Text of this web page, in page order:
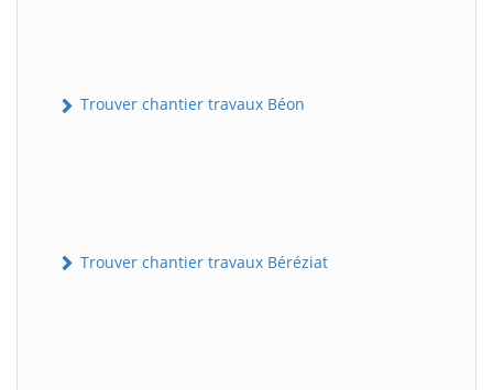
Trouver chantier travaux Béon
Trouver chantier travaux Béréziat